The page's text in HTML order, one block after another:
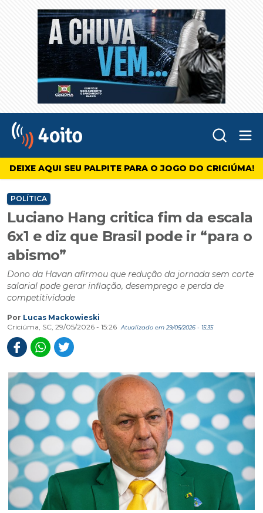
4oito
DEIXE AQUI SEU PALPITE PARA O JOGO DO CRICIÚMA!
POLÍTICA
Luciano Hang critica fim da escala
6x1 e diz que Brasil pode ir “para o
abismo”
Dono da Havan afirmou que redução da jornada sem corte
salarial pode gerar inflação, desemprego e perda de
competitividade
Por Lucas Mackowieski
Criciúma, SC, 29/05/2026 - 15:26
Atualizado em 29/05/2026 - 15:35